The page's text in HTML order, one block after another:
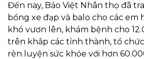
Đến nay, Bảo Việt Nhân thọ đã
bổng xe đạp và balo cho các em
khó vươn lên, khám bệnh cho
trên khắp các tỉnh thành, tổ
rèn luyện sức khỏe với hơn